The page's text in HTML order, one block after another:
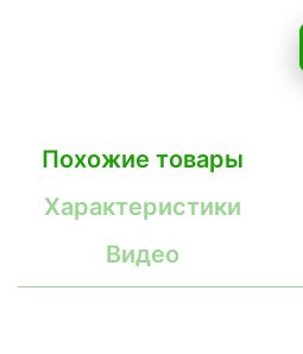
Похожие товары
Характеристики
Видео